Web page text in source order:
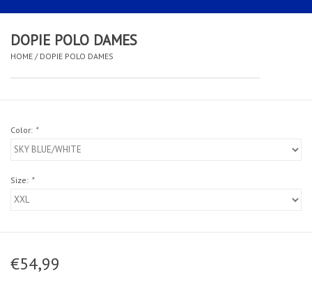
KLEDING
CLUBSHOPS
Afspraak Loop Analyse
DOPIE POLO DAMES
HOME / DOPIE POLO DAMES
Color: *
Size: *
€54,99